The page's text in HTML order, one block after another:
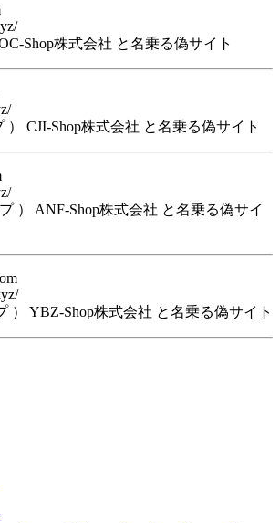
Shop株式会社 と名乗る偽サイト
） CJI-Shop株式会社 と名乗る偽サイト
） ANF-Shop株式会社 と名乗る偽サイ
） YBZ-Shop株式会社 と名乗る偽サイト